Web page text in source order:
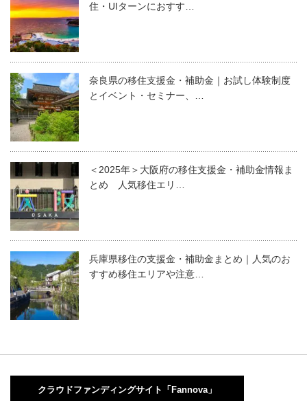
住・UIターンにおすす…
奈良県の移住支援金・補助金｜お試し体験制度
とイベント・セミナー、…
＜2025年＞大阪府の移住支援金・補助金情報ま
とめ 人気移住エリ…
兵庫県移住の支援金・補助金まとめ｜人気のお
すすめ移住エリアや注意…
クラウドファンディングサイト「Fannova」